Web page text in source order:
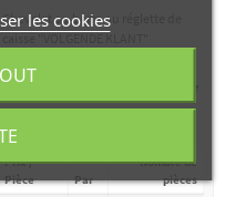
Chevalet ou barre ou réglette de
7,20 € HT
Prix unitaire selon quantité
Prix /
Pièce
Par
Nombre de
pièces
les cookies